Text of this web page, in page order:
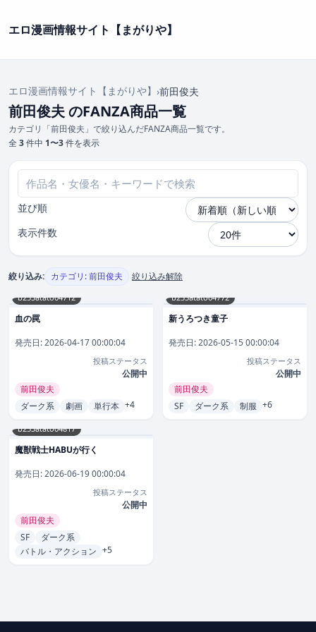
エロ漫画情報サイト【まがりや】
エロ漫画情報サイト【まがりや】 ›前田俊夫
前田俊夫 のFANZA商品一覧
カテゴリ「前田俊夫」で絞り込んだFANZA商品一覧です。
全 3件中 1〜3件を表示
並び順
表示件数
絞り込み: カテゴリ: 前田俊夫 絞り込み解除
b253atato04712
血の罠
発売日:2026-04-17 00:00:04
投稿ステータス
公開中
前田俊夫
ダーク系
劇画 単行本 +4
b253atato04772
新うろつき童子
発売日:2026-05-15 00:00:04
投稿ステータス
公開中
前田俊夫
SF
ダーク系 制服 +6
b253atato04817
魔獣戦士HABUが行く
発売日:2026-06-19 00:00:04
投稿ステータス
公開中
前田俊夫
SF
ダーク系
バトル・アクション +5